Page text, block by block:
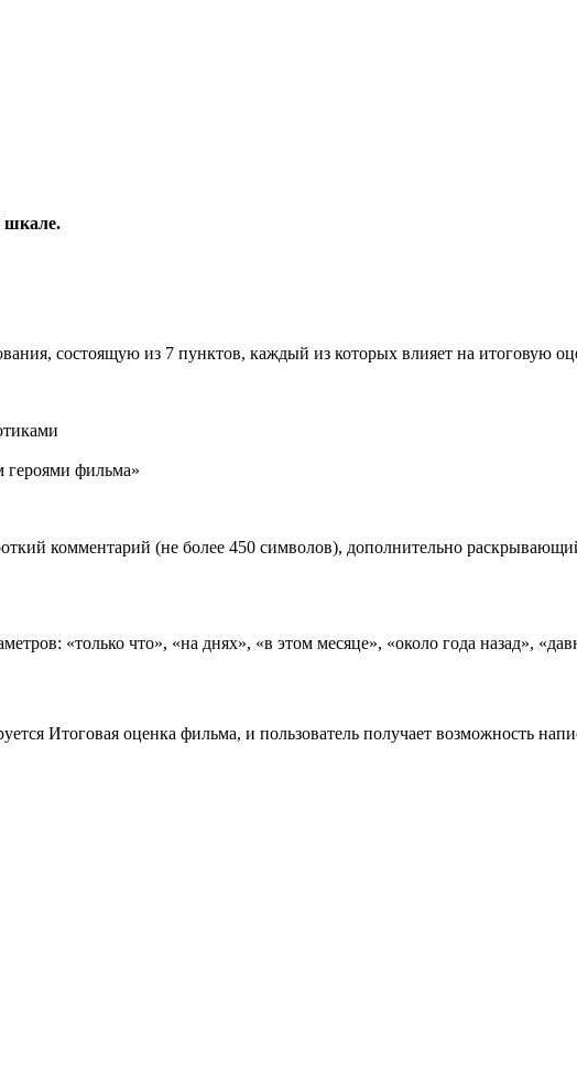
шкале.
состоящую из 7 пунктов, каждый из которых влияет на итоговую
фильма»
комментарий (не более 450 символов), дополнительно
«только что», «на днях», «в этом месяце», «около года назад»,
Итоговая оценка фильма, и пользователь получает возможность